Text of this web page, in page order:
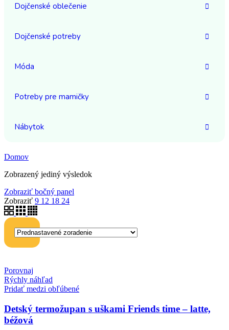
Dojčenské oblečenie
Dojčenské potreby
Móda
Potreby pre mamičky
Nábytok
Domov
Zobrazený jediný výsledok
Zobraziť bočný panel
Zobraziť 9 12 18 24
Porovnaj
Rýchly náhľad
Pridať medzi obľúbené
Detský termožupan s uškami Friends time – latte,
béžová